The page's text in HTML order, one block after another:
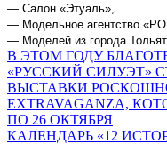
— Салон «Этуаль»,
— Модельное агентство
— Моделей из города
Навигация
по
записям
В ЭТОМ ГОДУ
«РУССКИЙ СИЛУЭТ»
ВЫСТАВКИ
EXTRAVAGANZA,
ПО 26 ОКТЯБРЯ
КАЛЕНДАРЬ «12